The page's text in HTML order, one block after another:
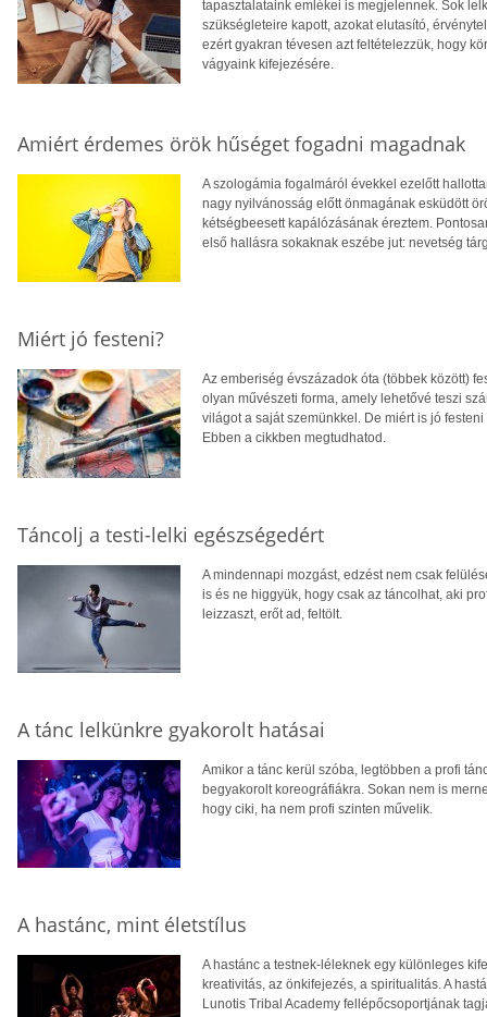
tapasztalataink emlékei is megjelennek. Sok
szükségleteire kapott, azokat elutasító,
ezért gyakran tévesen azt feltételezzük, hogy
vágyaink kifejezésére.
Amiért érdemes örök hűséget fogadni magadnak
A szologámia fogalmáról évekkel ezelőtt
nagy nyilvánosság előtt önmagának esküdött
kétségbeesett kapálózásának éreztem.
első hallásra sokaknak eszébe jut: nevetség
Miért jó festeni?
Az emberiség évszázadok óta (többek között)
olyan művészeti forma, amely lehetővé teszi
világot a saját szemünkkel. De miért is jó
Ebben a cikkben megtudhatod.
Táncolj a testi-lelki egészségedért
A mindennapi mozgást, edzést nem csak
is és ne higgyük, hogy csak az táncolhat, aki
leizzaszt, erőt ad, feltölt.
A tánc lelkünkre gyakorolt hatásai
Amikor a tánc kerül szóba, legtöbben a profi
begyakorolt koreográfiákra. Sokan nem is
hogy ciki, ha nem profi szinten művelik.
A hastánc, mint életstílus
A hastánc a testnek-léleknek egy különleges
kreativitás, az önkifejezés, a spiritualitás. A
Lunotis Tribal Academy fellépőcsoportjának